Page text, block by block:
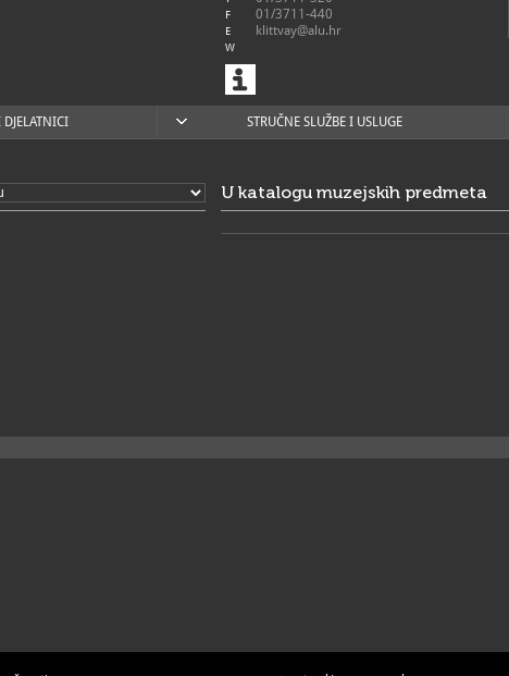
F 01/3711-440
E klittvay@alu.hr
W
http://www.alu.unizg.hr/alu/cms/front_content.p...
DJELATNICI STRUČNE SLUŽBE I USLUGE
U katalogu muzejskih predmeta